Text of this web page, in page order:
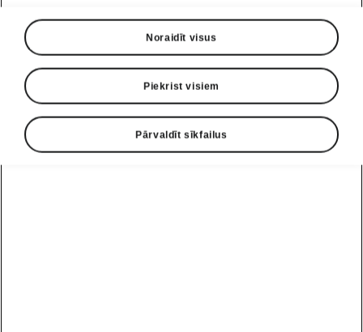
Noraidīt visus
Piekrist visiem
Pārvaldīt sīkfailus